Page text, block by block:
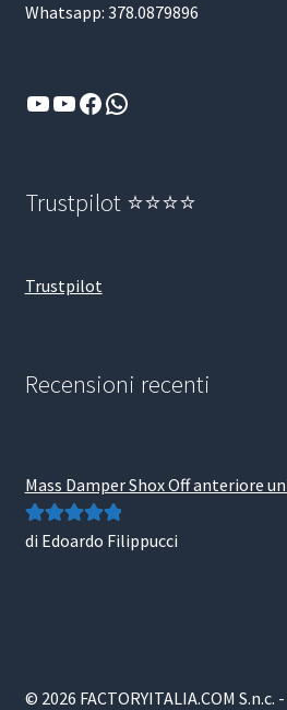
Whatsapp: 378.0879896
YouTube
YouTube
Facebook
WhatsApp
Trustpilot ⭐⭐⭐⭐
Trustpilot
Recensioni recenti
Mass Damper Shox Off anteriore
Valutato5su
di Edoardo Filippucci
© 2026 FACTORYITALIA.COM S.n.c.